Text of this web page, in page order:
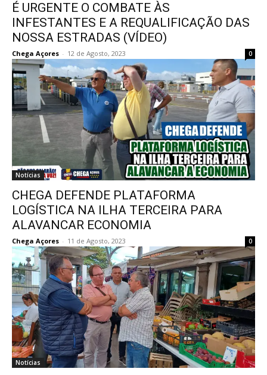
É URGENTE O COMBATE ÀS
INFESTANTES E A REQUALIFICAÇÃO DAS
NOSSA ESTRADAS (VÍDEO)
Chega Açores - 12 de Agosto, 2023 0
Notícias
CHEGA DEFENDE PLATAFORMA
LOGÍSTICA NA ILHA TERCEIRA PARA
ALAVANCAR ECONOMIA
Chega Açores - 11 de Agosto, 2023 0
Notícias